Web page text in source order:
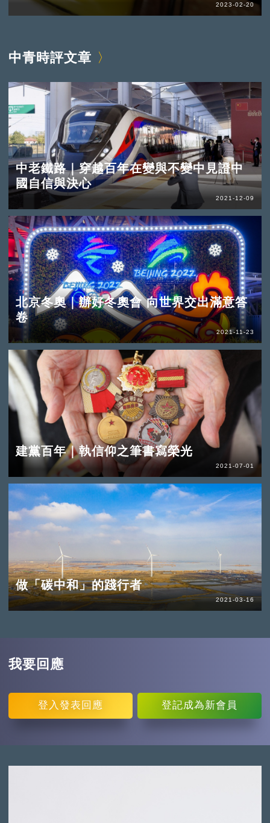
2023-02-20
中青時評文章
中老鐵路｜穿越百年在變與不變中見證中
國自信與決心
2021-12-09
北京冬奧｜辦好冬奧會 向世界交出滿意答
卷
2021-11-23
建黨百年｜執信仰之筆書寫榮光
2021-07-01
做「碳中和」的踐行者
2021-03-16
我要回應
登入 發表回應 登記成為新會員